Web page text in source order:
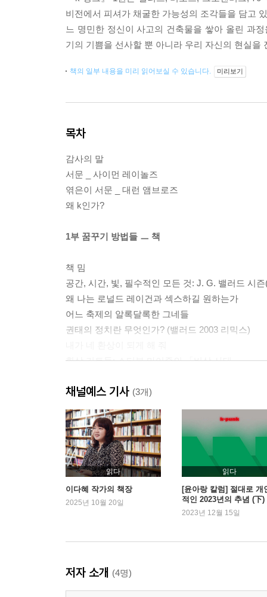
비전에서 피셔가 채굴한 가능성의 조각들을 담고
느 명민한 정신이 사고의 건축물을 쌓아 올린 과
기의 기쁨을 선사할 뿐 아니라 우리 자신의 현실
책의 일부 내용을 미리 읽어보실 수 있습니다. 미리보기
목차
감사의 말
서문 _ 사이먼 레이놀즈
엮은이 서문 _ 대런 앰브로즈
왜 k인가?
1부 꿈꾸기 방법들 ㅡ 책
책 밈
공간, 시간, 빛, 필수적인 모든 것: J. G. 밸러드 시
왜 나는 로널드 레이건과 섹스하길 원하는가
어느 축제의 알록달록한 그네들
권태의 정치란 무엇인가? (밸러드 2003 리믹스)
환상 키트들: 스티븐 마이즐의 「비상 사태」
무섭고 두려운 세계
리플리의 글램
꿈꾸기 방법들
애트우드의 반자본주의
토이 스토리: 꼭두각시, 인형, 호러 스토리
제로 북스 설립문
2부 스크린, 꿈, 유령 ㅡ 영화와 텔레비전
포트메리온: 삶의 이상향
골고다의 유물론
채널예스 기사 (3개)
읽다
이다혜 작가의 책장
2025년 10월 20일
읽다
[윤아랑 칼럼] 절대로 개
적인 2023년의 추념 (下)
2023년 12월 15일
저자 소개 (4명)